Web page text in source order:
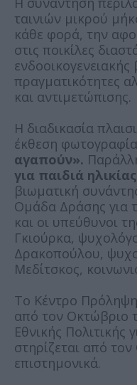
ταινιών μικρού
κάθε φορά, την
στις ποικίλες
πραγματικότητες
και αντιμετώπισης.
Η διαδικασία
έκθεση
αγαπούν».
για παιδιά
βιωματική
Ομάδα Δράσης για
και οι υπεύθυνοι
Γκιούρκα,
Δρακοπούλου,
Μεδίτσκος,
Το Κέντρο
από τον Οκτώβριο
Εθνικής Πολιτικής
στηρίζεται από
επιστημονικά.